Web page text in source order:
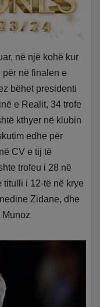
në një kohë kur
në finalen e
bëhet presidenti
e Realit, 34 trofe
kthyer në klubin
edhe për
CV e tij të
trofeu i 28 në
titulli i 12-të në krye
Zidane, dhe
Munoz